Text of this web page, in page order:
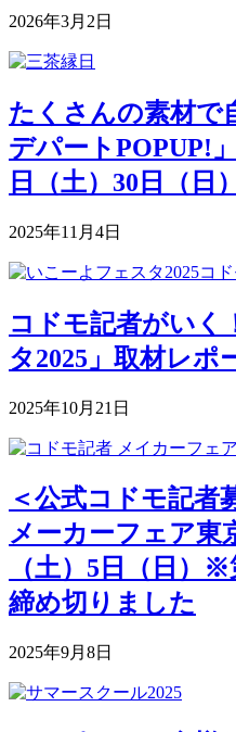
2026年3月2日
たくさんの素材で
デパートPOPUP!
日（土）30日（日）
2025年11月4日
コドモ記者がいく
タ2025」取材レポ
2025年10月21日
＜公式コドモ記者
メーカーフェア東
（土）5日（日）
締め切りました
2025年9月8日